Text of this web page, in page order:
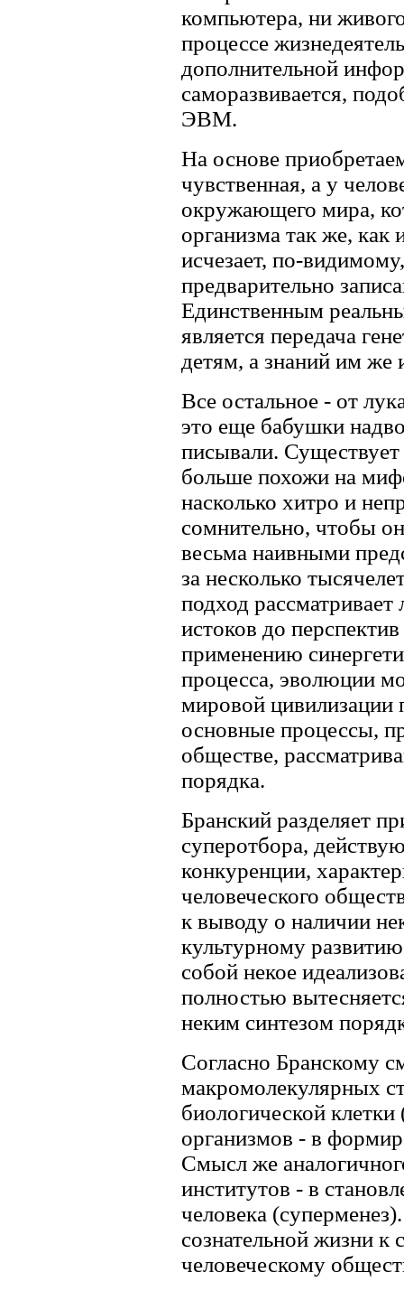
компьютера, ни
процессе
дополнительной
саморазвивается,
ЭВМ.
На основе
чувственная, а у
окружающего мира,
организма так же,
исчезает, по-
предварительно
Единственным
является передача
детям, а знаний им
Все остальное - от
это еще бабушки
писывали.
больше похожи на
насколько хитро и
сомнительно, чтобы
весьма наивными
за несколько
подход
истоков до
применению
процесса, эволюции
мировой цивилизации
основные процессы,
обществе,
порядка.
Бранский разделяет
суперотбора,
конкуренции,
человеческого
к выводу о наличии
культурному
собой некое
полностью
неким синтезом
Согласно Бранскому
макромолекулярных
биологической
организмов - в
Смысл же
институтов - в
человека
сознательной жизни к
человеческому